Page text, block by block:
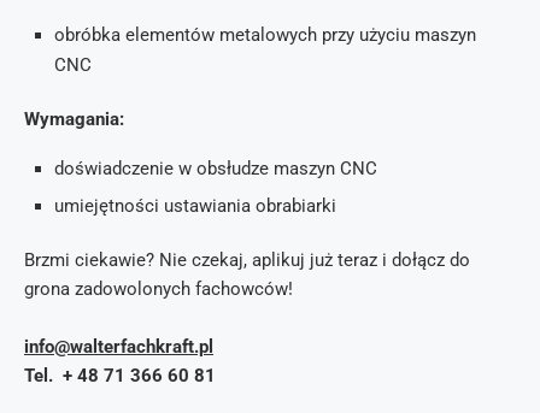
obróbka elementów metalowych przy użyciu maszyn
CNC
Wymagania:
doświadczenie w obsłudze maszyn CNC
umiejętności ustawiania obrabiarki
Brzmi ciekawie? Nie czekaj, aplikuj już teraz i dołącz do
grona zadowolonych fachowców!
info@walterfachkraft.pl
Tel. + 48 71 366 60 81